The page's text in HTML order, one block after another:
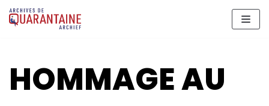
Aller
au
HOMMAGE AU